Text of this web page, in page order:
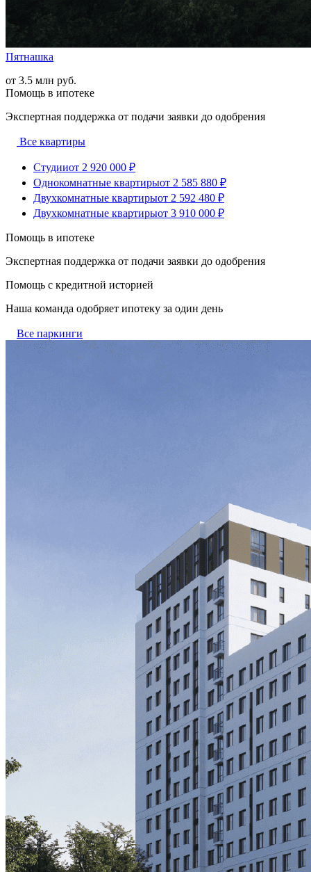
Пятнашка
от 3.5 млн руб.
Помощь в ипотеке
Экспертная поддержка от подачи заявки до одобрения
Все квартиры
Студииот 2 920 000 ₽
Однокомнатные квартирыот 2 585 880 ₽
Двухкомнатные квартирыот 2 592 480 ₽
Двухкомнатные квартирыот 3 910 000 ₽
Помощь в ипотеке
Экспертная поддержка от подачи заявки до одобрения
Помощь с кредитной историей
Наша команда одобряет ипотеку за один день
Все паркинги